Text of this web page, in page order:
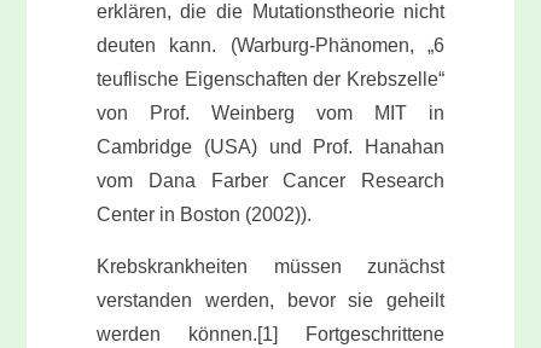
erklären, die die Mutationstheorie nicht
deuten kann. (Warburg-Phänomen, „6
teuflische Eigenschaften der Krebszelle“
von Prof. Weinberg vom MIT in
Cambridge (USA) und Prof. Hanahan
vom Dana Farber Cancer Research
Center in Boston (2002)).
Krebskrankheiten müssen zunächst
verstanden werden, bevor sie geheilt
werden können.[1] Fortgeschrittene